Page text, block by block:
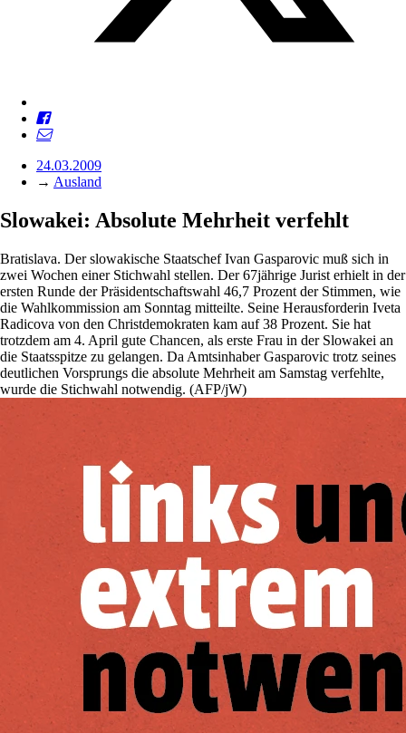
24.03.2009
→ Ausland
Slowakei: Absolute Mehrheit verfehlt
Bratislava. Der slowakische Staatschef Ivan Gasparovic muß sich in
zwei Wochen einer Stichwahl stellen. Der 67jährige Jurist erhielt in der
ersten Runde der Präsidentschaftswahl 46,7 Prozent der Stimmen, wie
die Wahlkommission am Sonntag mitteilte. Seine Herausforderin Iveta
Radicova von den Christdemokraten kam auf 38 Prozent. Sie hat
trotzdem am 4. April gute Chancen, als erste Frau in der Slowakei an
die Staatsspitze zu gelangen. Da Amtsinhaber Gasparovic trotz seines
deutlichen Vorsprungs die absolute Mehrheit am Samstag verfehlte,
wurde die Stichwahl notwendig. (AFP/jW)